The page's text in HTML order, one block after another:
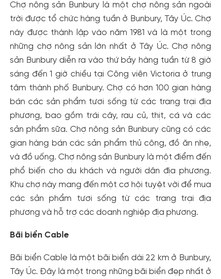
Chợ nông sản Bunbury là một chợ nông sản ngoài
trời được tổ chức hàng tuần ở Bunbury, Tây Úc. Chợ
này được thành lập vào năm 1981 và là một trong
những chợ nông sản lớn nhất ở Tây Úc. Chợ nông
sản Bunbury diễn ra vào thứ bảy hàng tuần từ 8 giờ
sáng đến 1 giờ chiều tại Công viên Victoria ở trung
tâm thành phố Bunbury. Chợ có hơn 100 gian hàng
bán các sản phẩm tươi sống từ các trang trại địa
phương, bao gồm trái cây, rau củ, thịt, cá và các
sản phẩm sữa. Chợ nông sản Bunbury cũng có các
gian hàng bán các sản phẩm thủ công, đồ ăn nhẹ,
và đồ uống. Chợ nông sản Bunbury là một điểm đến
phổ biến cho du khách và người dân địa phương.
Khu chợ này mang đến một cơ hội tuyệt vời để mua
các sản phẩm tươi sống từ các trang trại địa
phương và hỗ trợ các doanh nghiệp địa phương.
Bãi biển Cable
Bãi biển Cable là một bãi biển dài 22 km ở Bunbury,
Tây Úc. Đây là một trong những bãi biển đẹp nhất ở